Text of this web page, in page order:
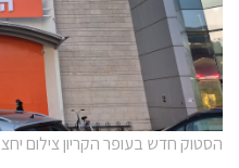
הסטוק חדש בעופר הקריון צילום יחצ